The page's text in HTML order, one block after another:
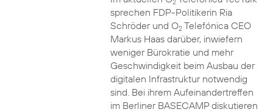
2
sprechen FDP-Politikerin Ria
Schröder und O2Telefónica CEO
Markus Haas darüber, inwiefern
weniger Bürokratie und mehr
Geschwindigkeit beim Ausbau der
digitalen Infrastruktur notwendig
sind. Bei ihrem Aufeinandertreffen
im Berliner BASECAMP diskutieren